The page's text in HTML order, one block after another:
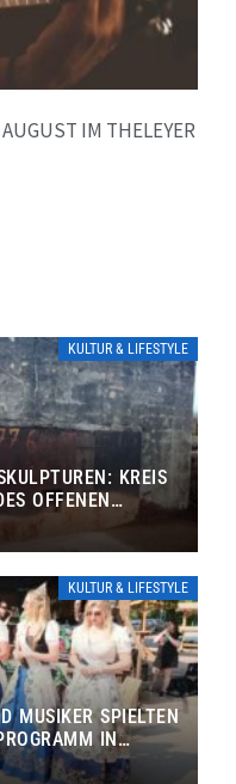
IM THELEYER
KULTUR & LIFESTYLE
KREIS
OFFENEN
KULTUR & LIFESTYLE
MUSIKER SPIELTEN
IN